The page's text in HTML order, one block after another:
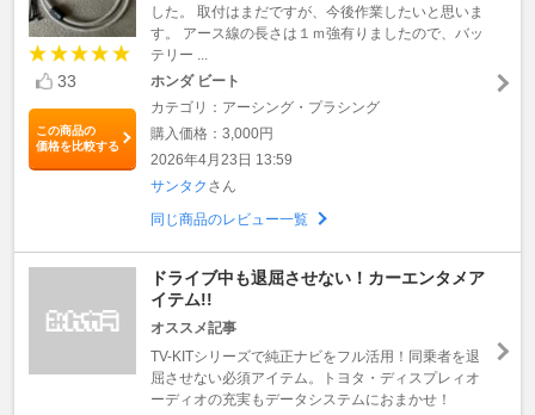
33
この商品の
価格を比較する
した。 取付はまだですが、今後作業したいと思いま
す。 アース線の長さは１ｍ強有りましたので、バッ
テリー ...
ホンダ ビート
カテゴリ：アーシング・プラシング
購入価格：3,000円
2026年4月23日 13:59
サンタク さん
同じ商品のレビュー一覧
ドライブ中も退屈させない！カーエンタメア
イテム!!
オススメ記事
TV-KITシリーズで純正ナビをフル活用！同乗者を退
屈させない必須アイテム。トヨタ・ディスプレィオ
ーディオの充実もデータシステムにおまかせ！